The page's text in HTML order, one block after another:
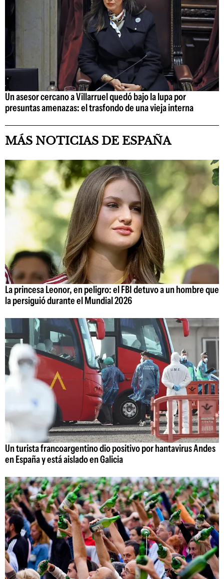
Un asesor cercano a Villarruel quedó bajo la lupa por
presuntas amenazas: el trasfondo de una vieja interna
MÁS NOTICIAS DE ESPAÑA
La princesa Leonor, en peligro: el FBI detuvo a un hombre que
la persiguió durante el Mundial 2026
Un turista francoargentino dio positivo por hantavirus Andes
en España y está aislado en Galicia